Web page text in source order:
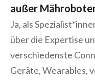
außer
Ja, als
über die Expertise
verschiedenste
Geräte, Wearables,